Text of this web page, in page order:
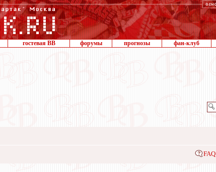
гостевая ВВ форумы прогнозы фан-клуб
FAQ